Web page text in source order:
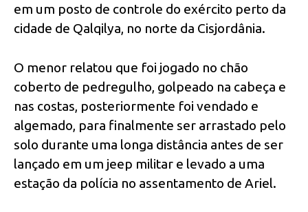
em um posto de controle do exército perto da
cidade de Qalqilya, no norte da Cisjordânia.
O menor relatou que foi jogado no chão
coberto de pedregulho, golpeado na cabeça e
nas costas, posteriormente foi vendado e
algemado, para finalmente ser arrastado pelo
solo durante uma longa distância antes de ser
lançado em um jeep militar e levado a uma
estação da polícia no assentamento de Ariel.